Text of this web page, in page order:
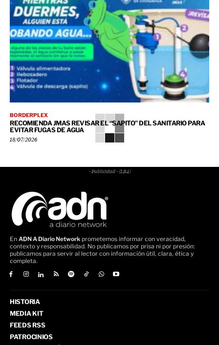
BORDERPLEX
RECOMIENDA JMAS REVISAR EL “SAPITO” DEL SANITARIO PARA
EVITAR FUGAS DE AGUA
18/07/2026
- Publicidad - (LB4)
En ADN A Diario Network prometemos informar con veracidad,
contexto y responsabilidad. No publicamos por prisa ni por presión:
publicamos para servir al lector con información útil, clara, ética y
completa.
HISTORIA
MEDIA KIT
FEEDS RSS
PATROCINIOS